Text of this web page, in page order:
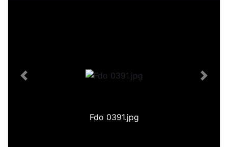
Fdo 0391.jpg
Previous Next